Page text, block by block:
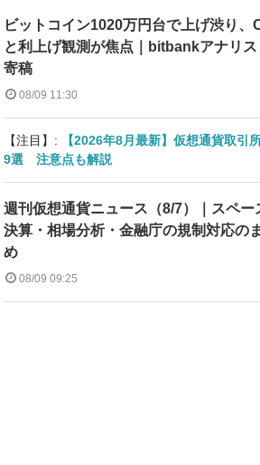
ビットコイン1020万円台で上げ渋り、
と利上げ観測が焦点｜bitbankアナリス
寄稿
08/09 11:30
【注目】:
【2026年8月最新】仮想通貨取引
9選 注意点も解説
週刊仮想通貨ニュース（8/7）｜スペー
決算・相場分析・金融庁の規制対応の
め
08/09 09:25